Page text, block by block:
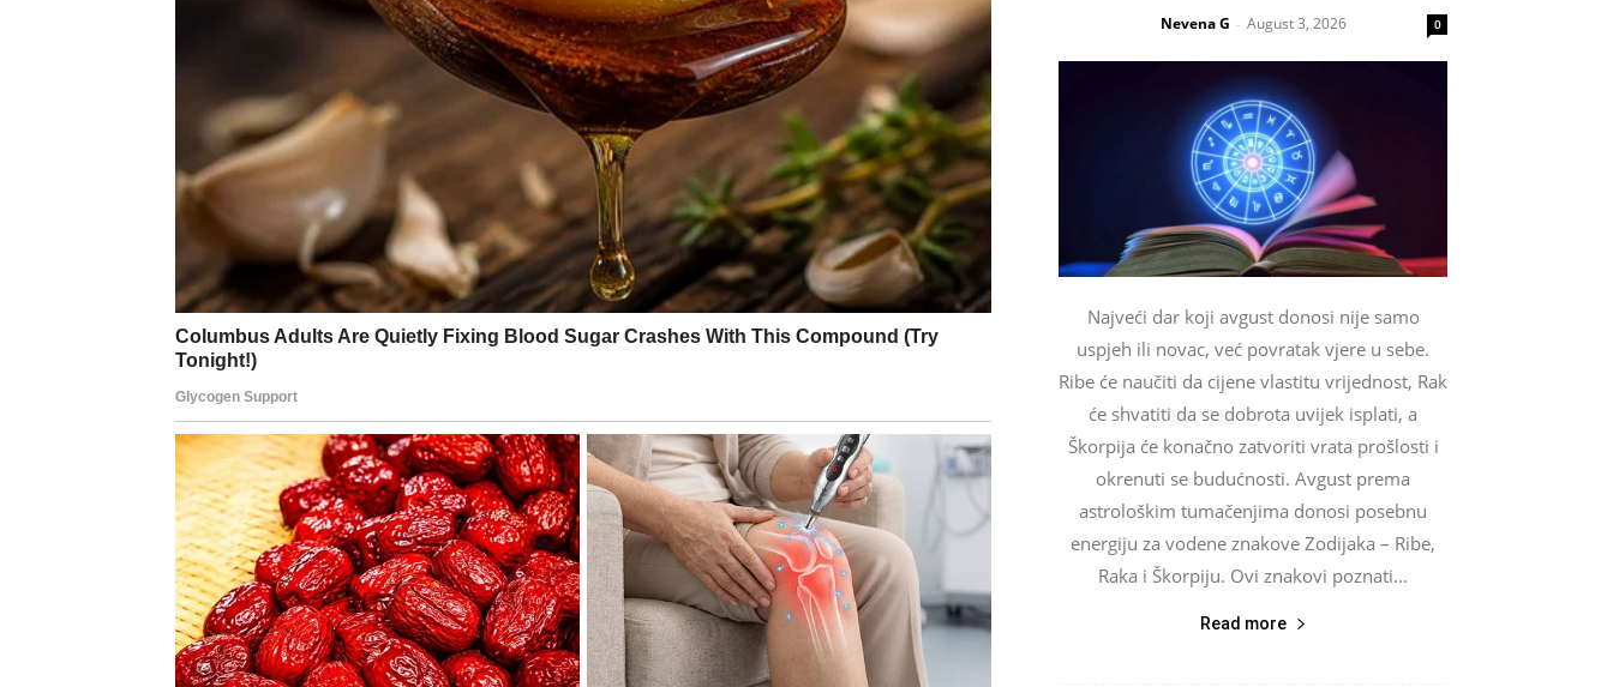
Ljubav vam vraća ono što ste davali drugima
Pred vama su veoma nježni i posebni trenuci.
BLIZANCI
Zvijezde vam donose neočekivanu vijest koja vas iskreno raduje.
Moguće je da ćete dobiti priznanje ili podršku koju dugo čekate.
Dobrota vam otvara nova vrata
Pred vama su veoma uzbudljivi trenuci.
RAK
Rakovi su među najvećim miljenicima zvijezda ovog perioda.
Sve ono što ste davali drugima sada vam se vraća kroz ljubav, sreću i unutrašnji mir.
Nevena G - August 3, 2026 0
Najveći dar koji avgust donosi nije samo
uspjeh ili novac, već povratak vjere u sebe.
Ribe će naučiti da cijene vlastitu vrijednost, Rak
će shvatiti da se dobrota uvijek isplati, a
Škorpija će konačno zatvoriti vrata prošlosti i
okrenuti se budućnosti. Avgust prema
astrološkim tumačenjima donosi posebnu
energiju za vodene znakove Zodijaka – Ribe,
Raka i Škorpiju. Ovi znakovi poznati...
Read more